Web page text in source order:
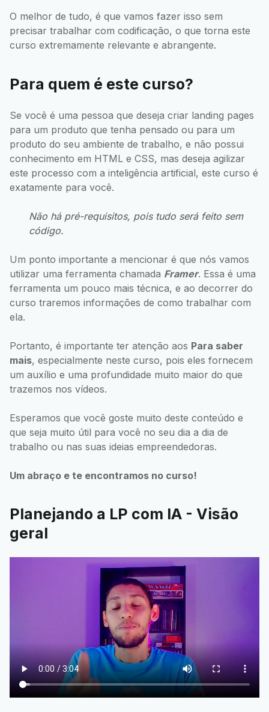
O melhor de tudo, é que vamos fazer isso sem
precisar trabalhar com codificação, o que torna este
curso extremamente relevante e abrangente.
Para quem é este curso?
Se você é uma pessoa que deseja criar landing pages
para um produto que tenha pensado ou para um
produto do seu ambiente de trabalho, e não possui
conhecimento em HTML e CSS, mas deseja agilizar
este processo com a inteligência artificial, este curso é
exatamente para você.
Não há pré-requisitos, pois tudo será feito sem
código.
Um ponto importante a mencionar é que nós vamos
utilizar uma ferramenta chamada Framer. Essa é uma
ferramenta um pouco mais técnica, e ao decorrer do
curso traremos informações de como trabalhar com
ela.
Portanto, é importante ter atenção aos Para saber
mais, especialmente neste curso, pois eles fornecem
um auxílio e uma profundidade muito maior do que
trazemos nos vídeos.
Esperamos que você goste muito deste conteúdo e
que seja muito útil para você no seu dia a dia de
trabalho ou nas suas ideias empreendedoras.
Um abraço e te encontramos no curso!
Planejando a LP com IA - Visão
geral